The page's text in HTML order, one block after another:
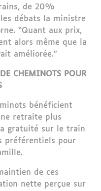
de 20%
débats la ministre
“Quant aux prix,
alors même que la
améliorée.”
CHEMINOTS POUR
bénéficient
retraite plus
gratuité sur le train
préférentiels pour
de ces
nette perçue sur